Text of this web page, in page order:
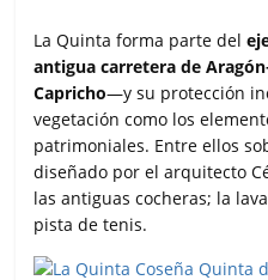
La Quinta forma parte del
antigua carretera de
Capricho—y su protección
vegetación como los
patrimoniales. Entre ellos
diseñado por el arquitecto
las antiguas cocheras; la
pista de tenis.